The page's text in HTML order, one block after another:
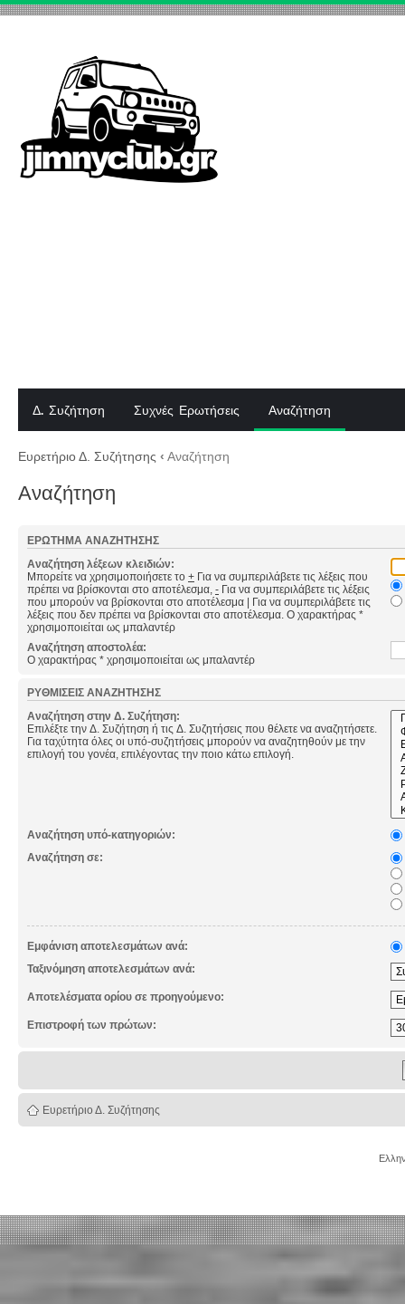
Δ. Συζήτηση Συχνές Ερωτήσεις Αναζήτηση
Ευρετήριο Δ. Συζήτησης ‹ Αναζήτηση
Αναζήτηση
ΕΡΏΤΗΜΑ ΑΝΑΖΉΤΗΣΗΣ
Αναζήτηση λέξεων κλειδιών:
Μπορείτε να χρησιμοποιήσετε το + Για να συμπεριλάβετε τις λέξεις που
πρέπει να βρίσκονται στο αποτέλεσμα, - Για να συμπεριλάβετε τις λέξεις
που μπορούν να βρίσκονται στο αποτέλεσμα | Για να συμπεριλάβετε τις
λέξεις που δεν πρέπει να βρίσκονται στο αποτέλεσμα. Ο χαρακτήρας *
χρησιμοποιείται ως μπαλαντέρ
Αναζήτηση αποστολέα:
Ο χαρακτήρας * χρησιμοποιείται ως μπαλαντέρ
ΡΥΘΜΊΣΕΙΣ ΑΝΑΖΉΤΗΣΗΣ
Αναζήτηση στην Δ. Συζήτηση:
Επιλέξτε την Δ. Συζήτηση ή τις Δ. Συζητήσεις που θέλετε να αναζητήσετε.
Για ταχύτητα όλες οι υπό-συζητήσεις μπορούν να αναζητηθούν με την
επιλογή του γονέα, επιλέγοντας την ποιο κάτω επιλογή.
Αναζήτηση υπό-κατηγοριών:
Αναζήτηση σε:
Εμφάνιση αποτελεσμάτων ανά:
Ταξινόμηση αποτελεσμάτων ανά:
Αποτελέσματα ορίου σε προηγούμενο:
Επιστροφή των πρώτων:
Ευρετήριο Δ. Συζήτησης